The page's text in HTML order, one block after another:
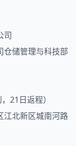
司
仓储管理与科技部
21日返程）
江北新区城南河路